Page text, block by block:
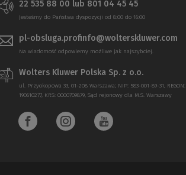
22 535 88 00 lub 801 04 45 45
Jesteśmy do Państwa dyspozycji od 8:00 do 16:00
pl-obsluga.profinfo@wolterskluwer.com
Na wiadomość odpowiemy możliwe jak najszybciej.
Wolters Kluwer Polska Sp. z o.o.
ul. Przyokopowa 33, 01-208 Warszawa; NIP: 583-001-89-31, REGON:
190610277, KRS: 0000709879, Sąd rejonowy dla M.S. Warszawy